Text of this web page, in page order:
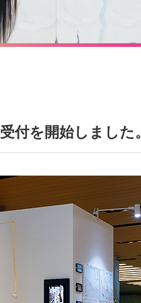
付を開始しました。